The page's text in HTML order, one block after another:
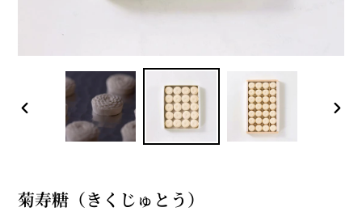
イ
ド
菊寿糖（きくじゅとう）